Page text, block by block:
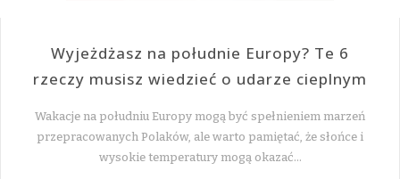
Wyjeżdżasz na południe Europy? Te 6
rzeczy musisz wiedzieć o udarze cieplnym
Wakacje na południu Europy mogą być spełnieniem marzeń
przepracowanych Polaków, ale warto pamiętać, że słońce i
wysokie temperatury mogą okazać…